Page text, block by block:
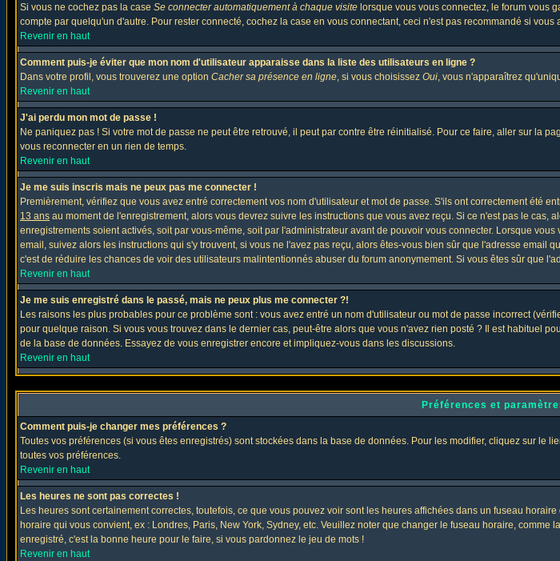
Si vous ne cochez pas la case Se connecter automatiquement à chaque visite lorsque vous vous connectez, le forum vous
compte par quelqu'un d'autre. Pour rester connecté, cochez la case en vous connectant, ceci n'est pas recommandé si
Revenir en haut
Comment puis-je éviter que mon nom d'utilisateur apparaisse dans la liste des utilisateurs en ligne ?
Dans votre profil, vous trouverez une option Cacher sa présence en ligne, si vous choisissez Oui, vous n'apparaîtrez
Revenir en haut
J'ai perdu mon mot de passe !
Ne paniquez pas ! Si votre mot de passe ne peut être retrouvé, il peut par contre être réinitialisé. Pour ce faire, aller sur la
vous reconnecter en un rien de temps.
Revenir en haut
Je me suis inscris mais ne peux pas me connecter !
Premièrement, vérifiez que vous avez entré correctement vos nom d'utilisateur et mot de passe. S'ils ont correctement été
13 ans au moment de l'enregistrement, alors vous devrez suivre les instructions que vous avez reçu. Si ce n'est pas le
enregistrements soient activés, soit par vous-même, soit par l'administrateur avant de pouvoir vous connecter. Lorsque
email, suivez alors les instructions qui s'y trouvent, si vous ne l'avez pas reçu, alors êtes-vous bien sûr que l'adresse
c'est de réduire les chances de voir des utilisateurs malintentionnés abuser du forum anonymement. Si vous êtes sûr que
Revenir en haut
Je me suis enregistré dans le passé, mais ne peux plus me connecter ?!
Les raisons les plus probables pour ce problème sont : vous avez entré un nom d'utilisateur ou mot de passe incorrect
pour quelque raison. Si vous vous trouvez dans le dernier cas, peut-être alors que vous n'avez rien posté ? Il est habituel
de la base de données. Essayez de vous enregistrer encore et impliquez-vous dans les discussions.
Revenir en haut
Préférences et
Comment puis-je changer mes préférences ?
Toutes vos préférences (si vous êtes enregistrés) sont stockées dans la base de données. Pour les modifier, cliquez sur le
toutes vos préférences.
Revenir en haut
Les heures ne sont pas correctes !
Les heures sont certainement correctes, toutefois, ce que vous pouvez voir sont les heures affichées dans un fuseau
horaire qui vous convient, ex : Londres, Paris, New York, Sydney, etc. Veuillez noter que changer le fuseau horaire,
enregistré, c'est la bonne heure pour le faire, si vous pardonnez le jeu de mots !
Revenir en haut